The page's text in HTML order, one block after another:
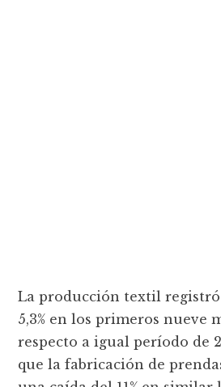
La producción textil
5,3% en los primeros nueve
respecto a igual período de
que la fabricación de